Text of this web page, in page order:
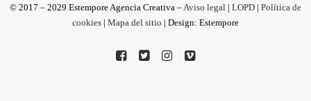
© 2017 – 2029 Estempore Agencia Creativa –Aviso legal | LOPD | Política de
cookies | Mapa del sitio | Design: Estempore